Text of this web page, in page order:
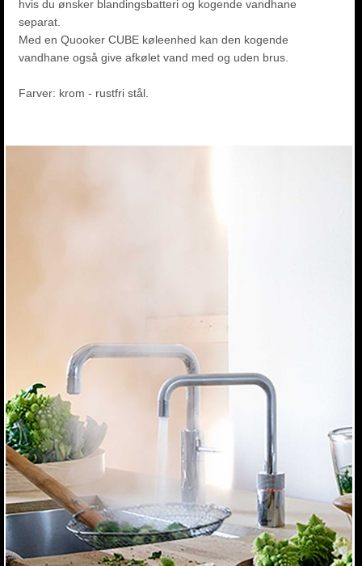
hvis du ønsker blandingsbatteri og kogende vandhane
separat.
Med en Quooker CUBE køleenhed kan den kogende
vandhane også give afkølet vand med og uden brus.
Farver: krom - rustfri stål.